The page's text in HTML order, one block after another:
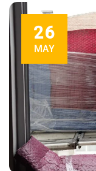
26
MAY